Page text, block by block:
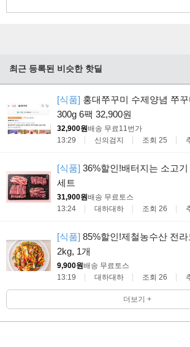
최근 등록된 비슷한 핫딜
[식품] 홍대쭈꾸미 수제양념 쭈
300g 6팩 32,900원
32,900원배송 무료11번가
13:29
신의검지 조회 25
[식품] 36%할인!배터지는 소고
세트
31,900원배송 무료토스
13:24
대하대하 조회 26
[식품] 85%할인!제철농수산 전
2kg, 1개
9,900원배송 무료토스
13:19
대하대하 조회 26
더보기 +